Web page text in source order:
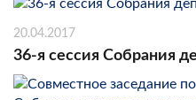
20.04.2017
36-я сессия Собрания